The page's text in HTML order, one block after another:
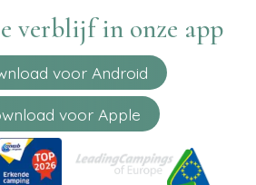
verblijf in onze app
voor Android
voor Apple